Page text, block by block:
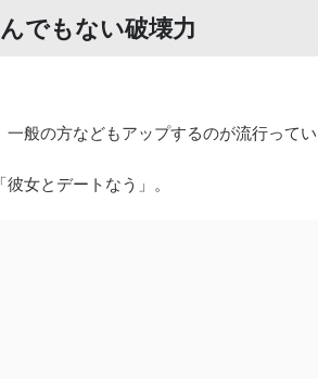
でもない破壊力
般の方などもアップするのが流行ってい
女とデートなう」。